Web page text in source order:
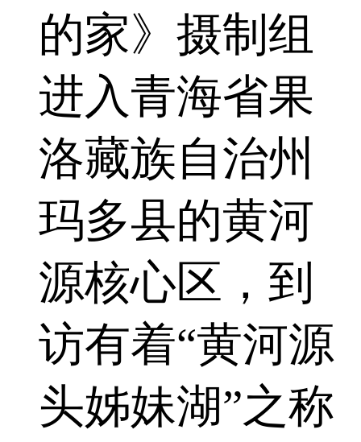
的家》摄制组
进入青海省果
洛藏族自治州
玛多县的黄河
源核心区，到
访有着“黄河源
头姊妹湖”之称